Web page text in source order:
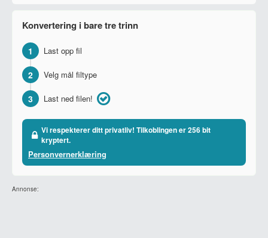
Konvertering i bare tre trinn
1 Last opp fil
2 Velg mål filtype
3 Last ned filen!
Vi respekterer ditt privatliv! Tilkoblingen er 256 bit
kryptert.
Personvernerklæring
Annonse: